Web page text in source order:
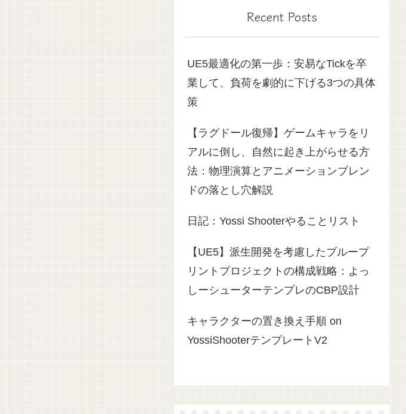
Recent Posts
UE5最適化の第一歩：安易なTickを卒
業して、負荷を劇的に下げる3つの具体
策
【ラグドール復帰】ゲームキャラをリ
アルに倒し、自然に起き上がらせる方
法：物理演算とアニメーションブレン
ドの落とし穴解説
日記：Yossi Shooterやることリスト
【UE5】派生開発を考慮したブループ
リントプロジェクトの構成戦略：よっ
しーシューターテンプレのCBP設計
キャラクターの置き換え手順 on
YossiShooterテンプレートV2